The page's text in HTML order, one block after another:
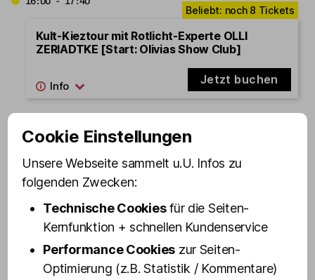
Kult-Kieztour mit Rotlicht-Experte OLLI
ZERIADTKE [Start: Olivias Show Club]
Jetzt buchen
16:15 - 17:55
Kult-Kieztour BEST OF ST. PAULI [Start:
Schmuckstr. 9] - Wochenende
Jetzt buchen
16:30 - 18:00
Cookie Einstellungen
Unsere Webseite sammelt u.U. Infos zu
folgenden Zwecken:
Technische Cookiesfür die Seiten-
Kernfunktion + schnellen Kundenservice
Performance Cookies zur Seiten-
Optimierung (z.B. Statistik / Kommentare)